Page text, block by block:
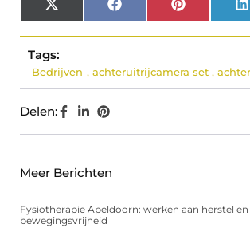
X
(Twitter)
Facebook Pinterest
Tags:
Bedrijven , achteruitrijcamera set ,
Delen:
Meer Berichten
Fysiotherapie Apeldoorn: werken aan herstel
bewegingsvrijheid